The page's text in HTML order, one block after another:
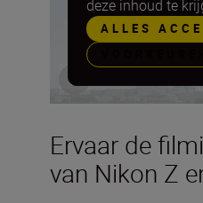
deze inhoud te
ALLES
Ervaar de
van Nikon Z